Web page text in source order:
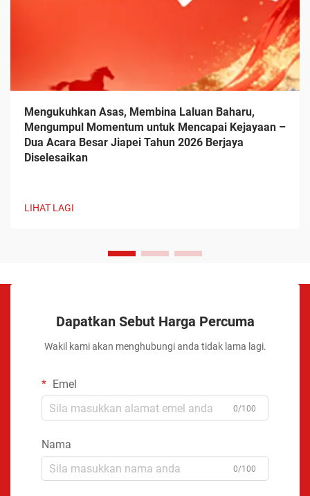
Mengukuhkan Asas, Membina Laluan Baharu,
Mengumpul Momentum untuk Mencapai Kejayaan –
Dua Acara Besar Jiapei Tahun 2026 Berjaya
Diselesaikan
LIHAT LAGI
Dapatkan Sebut Harga Percuma
Wakil kami akan menghubungi anda tidak lama lagi.
Emel
0/100
Nama
0/100